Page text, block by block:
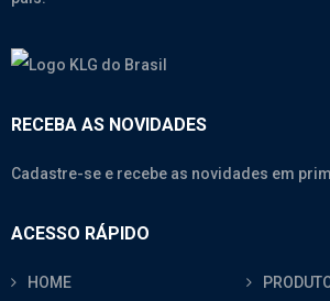
RECEBA AS NOVIDADES
Cadastre-se e recebe as novidades em
ACESSO RÁPIDO
HOME